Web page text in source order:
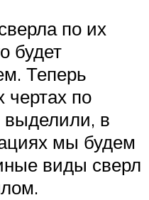
по их
будет
Теперь
по
в
мы будем
виды сверл